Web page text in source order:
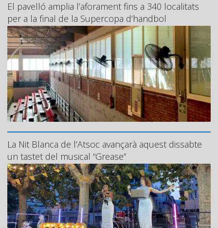
El pavelló amplia l’aforament fins a 340 localitats
per a la final de la Supercopa d’handbol
La Nit Blanca de l’Atsoc avançarà aquest dissabte
un tastet del musical “Grease”